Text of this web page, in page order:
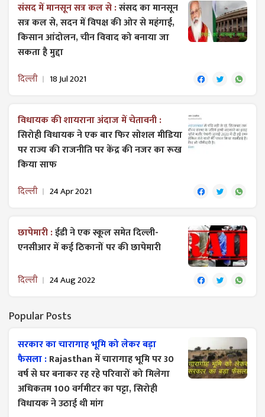
संसद में मानसून सत्र कल से :संसद का मानसून
सत्र कल से, सदन में विपक्ष की ओर से महंगाई,
किसान आंदोलन, चीन विवाद को बनाया जा
सकता है मुद्दा
दिल्ली 18 Jul 2021
विधायक की शायराना अंदाज में चेतावनी :
सिरोही विधायक ने एक बार फिर सोशल मीडिया
पर राज्य की राजनीति पर केंद्र की नजर का रूख
किया साफ
दिल्ली 24 Apr 2021
छापेमारी :ईडी ने एक स्कूल समेत दिल्ली-
एनसीआर में कई ठिकानों पर की छापेमारी
दिल्ली 24 Aug 2022
Popular Posts
सरकार का चारागाह भूमि को लेकर बड़ा
फैसला :Rajasthan में चारागाह भूमि पर 30
वर्ष से घर बनाकर रह रहे परिवारों को मिलेगा
अधिकतम 100 वर्गमीटर का पट्टा, सिरोही
विधायक ने उठाई थी मांग